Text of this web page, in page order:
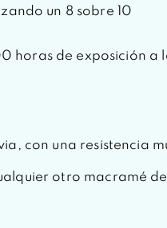
un 8 sobre 10
horas de exposición a
con una resistencia
otro macramé